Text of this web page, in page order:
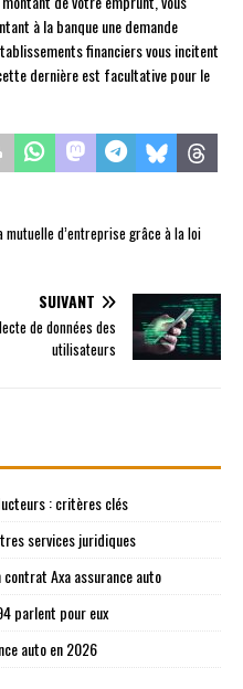
à la banque une demande
financiers vous incitent
dernière est facultative pour le
mutuelle d’entreprise grâce à la loi
SUIVANT
de données des
utilisateurs
: critères clés
services juridiques
Axa assurance auto
parlent pour eux
auto en 2026